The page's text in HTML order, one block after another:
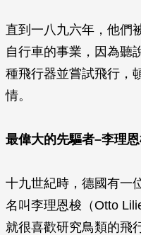
直到一八九六年，他們
自行車的事業，因為聽
種飛行器並嘗試飛行，
情。
最偉大的先驅者–李理
十九世紀時，德國有一
名叫李理恩梭（Otto
就很喜歡研究鳥類的飛